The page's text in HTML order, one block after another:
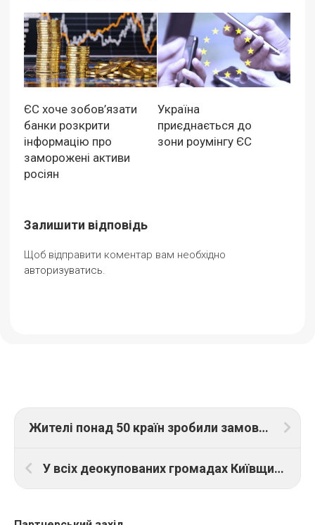
ЄС хоче зобов’язати
банки розкрити
інформацію про
заморожені активи
росіян
Україна
приєднається до
зони роумінгу ЄС
Залишити відповідь
Щоб відправити коментар вам необхідно
авторизуватись.
Жителі понад 50 країн зробили замовлення на офіційному маркетплейсі Made with bravery. Середній чек – 2500 грн
У всіх деокупованих громадах Київщини триває відбудова – голова ОВА